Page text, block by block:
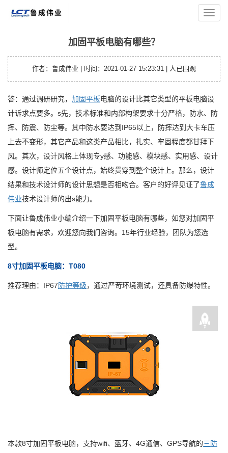
导
航
您的位置：主页
加固平板电脑有哪些？
作者：鲁成伟业 | 时间：2021-01-27 15:23:31 | 人已围观
答：通过调研研究， 加固平板电脑的设计比其它类型的平板电脑设
计诉求点要多。s先，技术标准和内部构架要求十分严格，防水、防
摔、防震、防尘等。其中防水要达到IP65以上，防摔达到大卡车压
上去不变形，其它产品和这类产品相比，扎实、牢固程度都甘拜下
风。其次，设计风格上体现专y感、功能感、模块感、实用感、设计
感。设计师定位五个设计点，始终贯穿到整个设计上。那么，设计
结果和技术设计师的设计思想是否相吻合。客户的好评见证了鲁成
伟业技术设计师的出s能力。
下面让鲁成伟业小编介绍一下加固平板电脑有哪些，如您对加固平
板电脑有需求，欢迎您向我们咨询。15年行业经验，团队为您选
型。
8寸加固平板电脑：T080
推荐理由：IP67防护等级，通过严苛环境测试，还具备防爆特性。
本款8寸加固平板电脑，支持wifi、蓝牙、4G通信、GPS导航的三防